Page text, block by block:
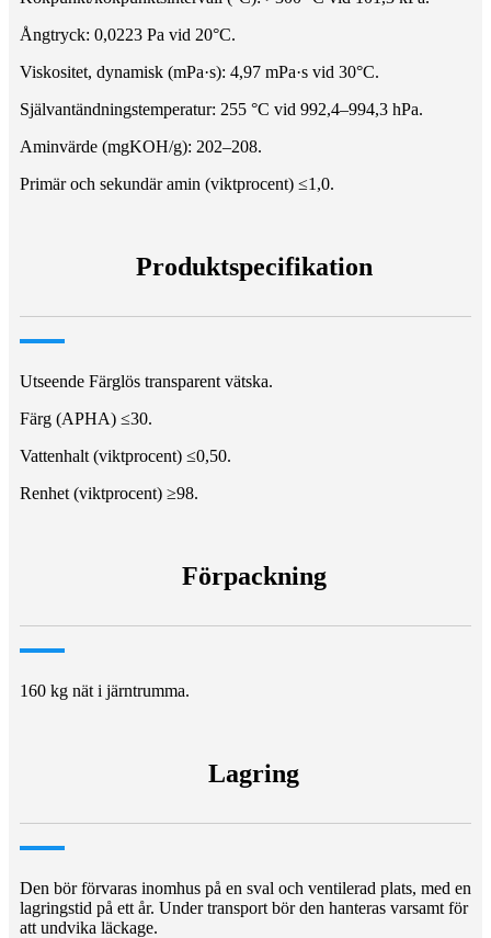
Ångtryck: 0,0223 Pa vid 20°C.
Viskositet, dynamisk (mPa·s): 4,97 mPa·s vid 30°C.
Självantändningstemperatur: 255 °C vid 992,4–994,3 hPa.
Aminvärde (mgKOH/g): 202–208.
Primär och sekundär amin (viktprocent) ≤1,0.
Produktspecifikation
Utseende Färglös transparent vätska.
Färg (APHA) ≤30.
Vattenhalt (viktprocent) ≤0,50.
Renhet (viktprocent) ≥98.
Förpackning
160 kg nät i järntrumma.
Lagring
Den bör förvaras inomhus på en sval och ventilerad plats, med en
lagringstid på ett år. Under transport bör den hanteras varsamt för
att undvika läckage.